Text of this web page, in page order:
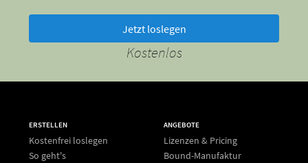
Jetzt loslegen
Kostenlos
ERSTELLEN
Kostenfrei loslegen
So geht's
ANGEBOTE
Lizenzen & Pricing
Bound-Manufaktur